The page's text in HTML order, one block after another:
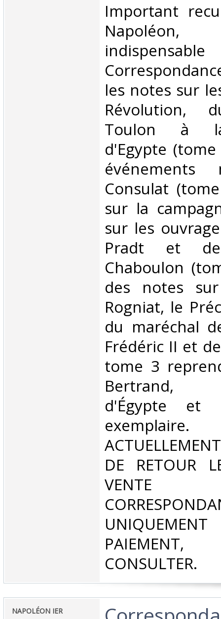
‎Important
Napoléon,
les notes sur
Révolution,
Toulon à
d'Egypte
événements
Consulat
sur la
sur les
Pradt et
Chaboulon
des notes
Rogniat, le
du maréchal
Frédéric II et
tome 3
Bertrand,
d'Égypte et
DE RETOUR
CONSULTER.‎
‎NAPOLÉON IER ‎